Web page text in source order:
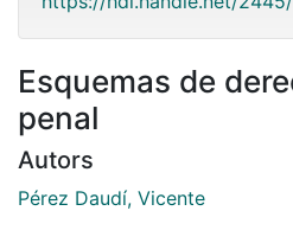
Esquemas de
penal
Autors
Pérez Daudí, Vicente